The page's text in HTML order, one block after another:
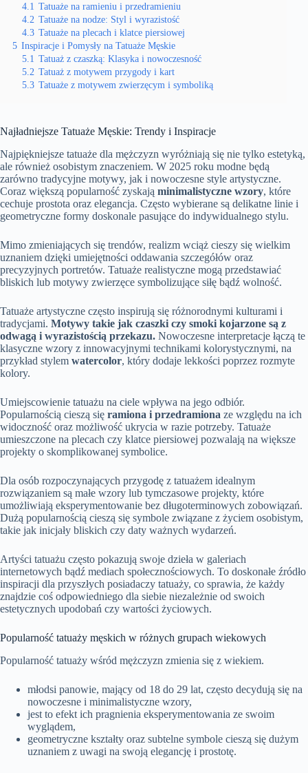
4.1 Tatuaże na ramieniu i przedramieniu
4.2 Tatuaże na nodze: Styl i wyrazistość
4.3 Tatuaże na plecach i klatce piersiowej
5 Inspiracje i Pomysły na Tatuaże Męskie
5.1 Tatuaż z czaszką: Klasyka i nowoczesność
5.2 Tatuaż z motywem przygody i kart
5.3 Tatuaże z motywem zwierzęcym i symboliką
Najładniejsze Tatuaże Męskie: Trendy i Inspiracje
Najpiękniejsze tatuaże dla mężczyzn wyróżniają się nie tylko estetyką,
ale również osobistym znaczeniem. W 2025 roku modne będą
zarówno tradycyjne motywy, jak i nowoczesne style artystyczne.
Coraz większą popularność zyskają minimalistyczne wzory, które
cechuje prostota oraz elegancja. Często wybierane są delikatne linie i
geometryczne formy doskonale pasujące do indywidualnego stylu.
Mimo zmieniających się trendów, realizm wciąż cieszy się wielkim
uznaniem dzięki umiejętności oddawania szczegółów oraz
precyzyjnych portretów. Tatuaże realistyczne mogą przedstawiać
bliskich lub motywy zwierzęce symbolizujące siłę bądź wolność.
Tatuaże artystyczne często inspirują się różnorodnymi kulturami i
tradycjami. Motywy takie jak czaszki czy smoki kojarzone są z
odwagą i wyrazistością przekazu. Nowoczesne interpretacje łączą te
klasyczne wzory z innowacyjnymi technikami kolorystycznymi, na
przykład stylem watercolor, który dodaje lekkości poprzez rozmyte
kolory.
Umiejscowienie tatuażu na ciele wpływa na jego odbiór.
Popularnością cieszą się ramiona i przedramiona ze względu na ich
widoczność oraz możliwość ukrycia w razie potrzeby. Tatuaże
umieszczone na plecach czy klatce piersiowej pozwalają na większe
projekty o skomplikowanej symbolice.
Dla osób rozpoczynających przygodę z tatuażem idealnym
rozwiązaniem są małe wzory lub tymczasowe projekty, które
umożliwiają eksperymentowanie bez długoterminowych zobowiązań.
Dużą popularnością cieszą się symbole związane z życiem osobistym,
takie jak inicjały bliskich czy daty ważnych wydarzeń.
Artyści tatuażu często pokazują swoje dzieła w galeriach
internetowych bądź mediach społecznościowych. To doskonałe źródło
inspiracji dla przyszłych posiadaczy tatuaży, co sprawia, że każdy
znajdzie coś odpowiedniego dla siebie niezależnie od swoich
estetycznych upodobań czy wartości życiowych.
Popularność tatuaży męskich w różnych grupach wiekowych
Popularność tatuaży wśród mężczyzn zmienia się z wiekiem.
młodsi panowie, mający od 18 do 29 lat, często decydują się na
nowoczesne i minimalistyczne wzory,
jest to efekt ich pragnienia eksperymentowania ze swoim
wyglądem,
geometryczne kształty oraz subtelne symbole cieszą się dużym
uznaniem z uwagi na swoją elegancję i prostotę.